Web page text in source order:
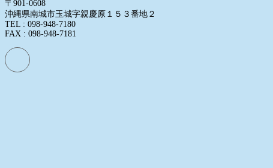
〒901-0608
沖縄県南城市玉城字親慶原１５３番地２
TEL : 098-948-7180
FAX : 098-948-7181